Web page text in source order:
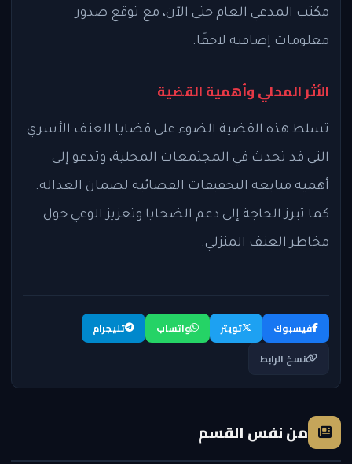
مكتب المدعي العام حتى الآن، مع توقع صدور
معلومات إضافية لاحقًا.
الأثر المحلي وأهمية القضية
تسلط هذه القضية الضوء على قضايا العنف الأسري
التي قد تحدث في المجتمعات المحلية، وتدعو إلى
أهمية متابعة التحقيقات القضائية لضمان العدالة.
كما تبرز الحاجة إلى دعم الضحايا وتعزيز الوعي حول
مخاطر العنف المنزلي.
فيسبوك تويتر واتساب
تليجرام
نسخ الرابط
من نفس القسم